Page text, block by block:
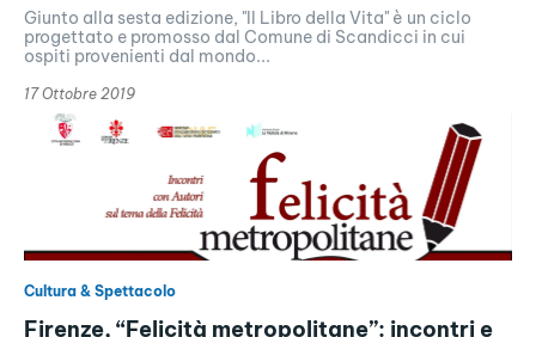
Giunto alla sesta edizione, "Il Libro della Vita" è un ciclo
progettato e promosso dal Comune di Scandicci in cui
ospiti provenienti dal mondo...
17 Ottobre 2019
Cultura & Spettacolo
Firenze, “Felicità metropolitane”: incontri e